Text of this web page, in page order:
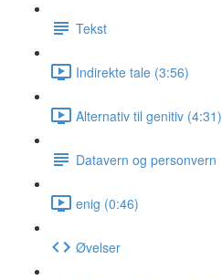
Tekst
Indirekte tale (3:56)
Alternativ til genitiv (4:31)
Datavern og personvern
enig (0:46)
Øvelser